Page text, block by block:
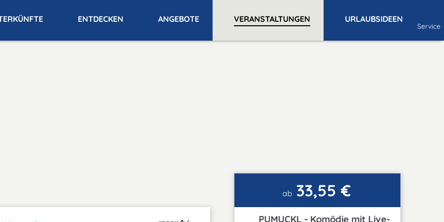
ENTDECKEN ANGEBOTE VERANSTALTUNGEN URLAUBSIDEEN
Service
ab 33,55 €
PUMUCKL - Komödie mit Live-